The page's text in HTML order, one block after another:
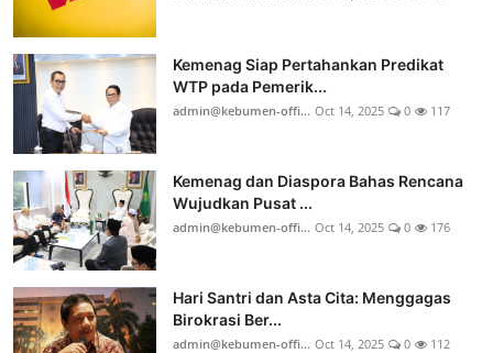
Kemenag Siap Pertahankan Predikat
WTP pada Pemerik...
admin@kebumen-offi... Oct 14, 2025 0 117
Kemenag dan Diaspora Bahas Rencana
Wujudkan Pusat ...
admin@kebumen-offi... Oct 14, 2025 0 176
Hari Santri dan Asta Cita: Menggagas
Birokrasi Ber...
admin@kebumen-offi... Oct 14, 2025 0 112